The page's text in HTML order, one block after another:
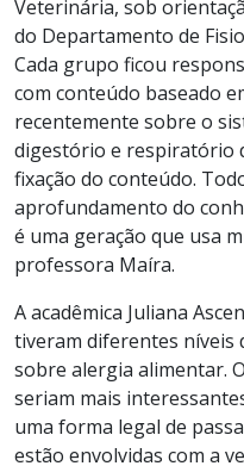
Veterinária, sob
do Departamento de
Cada grupo ficou
com conteúdo baseado
recentemente sobre o
digestório e respiratório
fixação do conteúdo.
aprofundamento do
é uma geração que usa
professora Maíra.
A acadêmica Juliana
tiveram diferentes níveis
sobre alergia alimentar.
seriam mais
uma forma legal de
estão envolvidas com a